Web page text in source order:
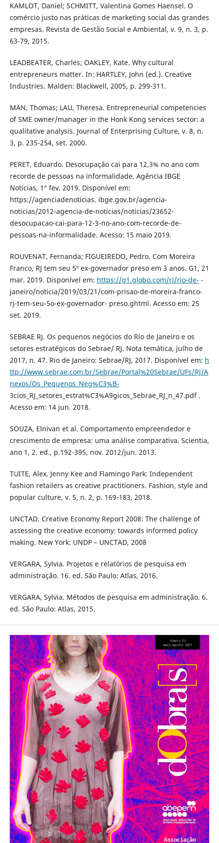
KAMLOT, Daniel; SCHMITT, Valentina Gomes Haensel. O
comércio justo nas práticas de marketing social das grandes
empresas. Revista de Gestão Social e Ambiental, v. 9, n. 3, p.
63-79, 2015.
LEADBEATER, Charles; OAKLEY, Kate. Why cultural
entrepreneurs matter. In: HARTLEY, John (ed.). Creative
Industries. Malden: Blackwell, 2005, p. 299-311.
MAN, Thomas; LAU, Theresa. Entrepreneurial competencies
of SME owner/manager in the Honk Kong services sector: a
qualitative analysis. Journal of Enterprising Culture, v. 8, n.
3, p. 235-254, set. 2000.
PERET, Eduardo. Desocupação cai para 12,3% no ano com
recorde de pessoas na informalidade. Agência IBGE
Notícias, 1° fev. 2019. Disponível em:
https://agenciadenoticias. ibge.gov.br/agencia-
noticias/2012-agencia-de-noticias/noticias/23652-
desocupacao-cai-para-12-3-no-ano-com-recorde-de-
pessoas-na-informalidade. Acesso: 15 maio 2019.
ROUVENAT, Fernanda; FIGUEIREDO, Pedro. Com Moreira
Franco, RJ tem seu 5º ex-governador preso em 3 anos. G1, 21
mar. 2019. Disponível em: https://g1.globo.com/rj/rio-de- -
janeiro/noticia/2019/03/21/com-prisao-de-moreira-franco-
rj-tem-seu-5o-ex-governador- preso.ghtml. Acesso em: 25
set. 2019.
SEBRAE RJ. Os pequenos negócios do Rio de Janeiro e os
setores estratégicos do Sebrae/ RJ. Nota temática, julho de
2017, n. 47. Rio de Janeiro: Sebrae/RJ, 2017. Disponível em: h
ttp://www.sebrae.com.br/Sebrae/Portal%20Sebrae/UFs/RJ/A
nexos/Os_Pequenos_Neg%C3%B-
3cios_RJ_setores_estrat%C3%A9gicos_Sebrae_RJ_n_47.pdf .
Acesso em: 14 jun. 2018.
SOUZA, Elnivan et al. Comportamento empreendedor e
crescimento de empresa: uma análise comparativa. Scientia,
ano 1, 2. ed., p.192-395, nov. 2012/jun. 2013.
TUITE, Alex. Jenny Kee and Flamingo Park: Independent
fashion retailers as creative practitioners. Fashion, style and
popular culture, v. 5, n. 2, p. 169-183, 2018.
UNCTAD. Creative Economy Report 2008: The challenge of
assessing the creative economy: towards informed policy
making. New York: UNDP – UNCTAD, 2008
VERGARA, Sylvia. Projetos e relatórios de pesquisa em
administração. 16. ed. São Paulo: Atlas, 2016.
VERGARA, Sylvia. Métodos de pesquisa em administração. 6.
ed. São Paulo: Atlas, 2015.